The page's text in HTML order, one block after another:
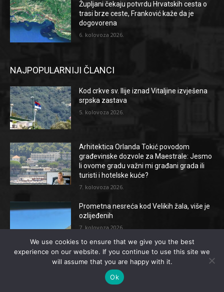
Župljani čekaju potvrdu Hrvatskih cesta o
trasi brze ceste, Franković kaže da je
dogovorena
6. kolovoza 2026.
NAJPOPULARNIJI ČLANCI
Kod crkve sv. Ilije iznad Vitaljine izvješena
srpska zastava
5. kolovoza 2026.
Arhitektica Orlanda Tokić povodom
građevinske dozvole za Maestrale: Jesmo
li ovome gradu važni mi građani grada ili
turisti i hotelske kuće?
7. kolovoza 2026.
Prometna nesreća kod Velikih žala, više je
ozlijeđenih
7. kolovoza 2026.
We use cookies to ensure that we give you the best
experience on our website. If you continue to use this site we
will assume that you are happy with it.
Ok